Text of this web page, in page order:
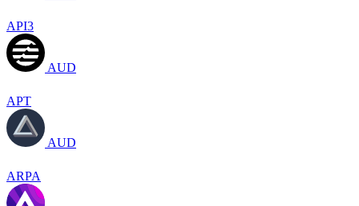
API3
AUD
APT
AUD
ARPA